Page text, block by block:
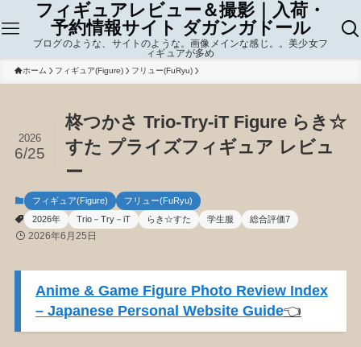
フィギュアレビュー＆撮影｜入荷・
予約情報サイト ダガンガドール
ブログのような、サイトのような。画像メインな感じ。。美少女フ
ィギュアが多め
ホーム フィギュア(Figure) フリュー(FuRyu)
柊つかさ Trio-Try-iT Figure らき☆
すた プライズフィギュア レビュ
ー
2026
6/25
フィギュア(Figure)
フリュー(FuRyu)
2026年
Trio－Try－iT らき☆すた 学生服 総合評価7
2026年6月25日
Anime & Game Figure Photo Review Index
– Japanese Personal Website Guide👈️